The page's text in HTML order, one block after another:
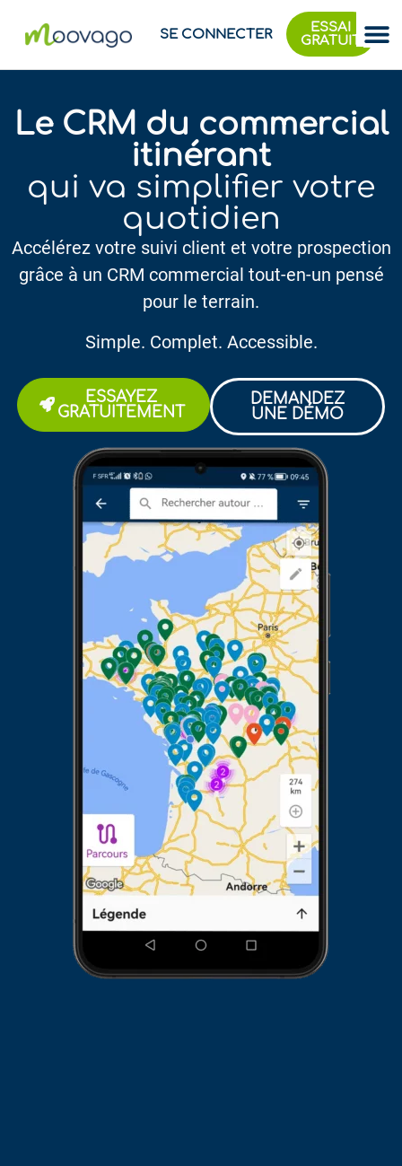
SE CONNECTER
ESSAI
GRATUIT
Le CRM du commercial
itinérant
qui va simplifier votre
quotidien
Accélérez votre suivi client et votre prospection
grâce à un CRM commercial tout-en-un pensé
pour le terrain.
Simple. Complet. Accessible.
ESSAYEZ
GRATUITEMENT
DEMANDEZ
UNE DÉMO